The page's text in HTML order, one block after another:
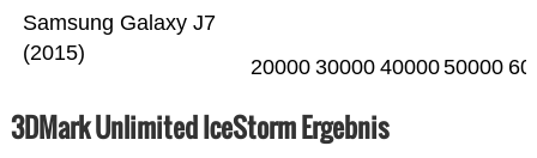
Samsung Galaxy J7
(2015)
20000 30000 4000050000
3DMark Unlimited IceStorm Ergebnis